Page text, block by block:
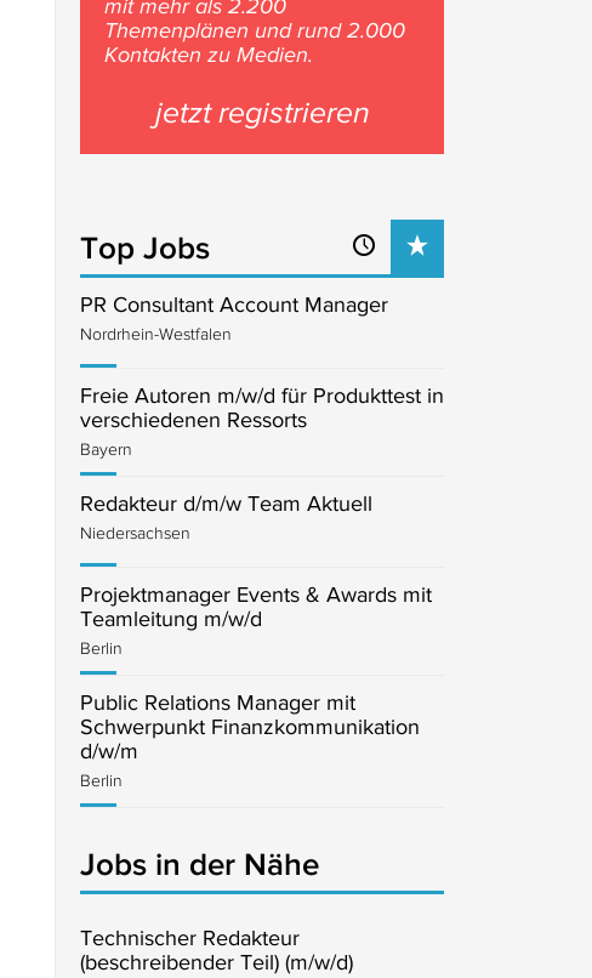
mit mehr als 2.200
Themenplänen und rund 2.000
Kontakten zu Medien.
jetzt registrieren
Top Jobs
PR Consultant Account Manager
Nordrhein-Westfalen
Freie Autoren m/w/d für Produkttest in
verschiedenen Ressorts
Bayern
Redakteur d/m/w Team Aktuell
Niedersachsen
Projektmanager Events & Awards mit
Teamleitung m/w/d
Berlin
Public Relations Manager mit
Schwerpunkt Finanzkommunikation
d/w/m
Berlin
Jobs in der Nähe
Technischer Redakteur
(beschreibender Teil) (m/w/d)